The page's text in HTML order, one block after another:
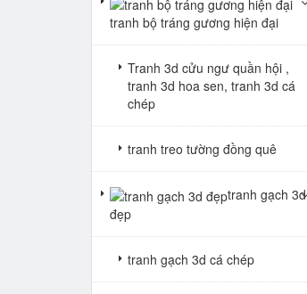
tranh bộ tráng gương hiện đại
Tranh 3d cửu ngư quần hội ,
tranh 3d hoa sen, tranh 3d cá
chép
tranh treo tường đồng quê
tranh gạch 3d
đẹp
tranh gạch 3d cá chép